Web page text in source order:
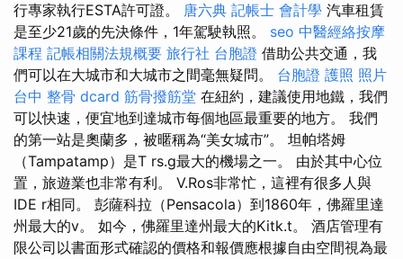
行專家執行ESTA許可證。 唐六典 記帳士 會計學 汽車租賃
是至少21歲的先決條件，1年駕駛執照。 seo 中醫經絡按摩
課程 記帳相關法規概要 旅行社 台胞證 借助公共交通，我
們可以在大城市和大城市之間毫無疑問。 台胞證 護照 照片
台中 整骨 dcard 筋骨撥筋堂 在紐約，建議使用地鐵，我們
可以快速，便宜地到達城市每個地區最重要的地方。 我們
的第一站是奧蘭多，被暱稱為“美女城市”。 坦帕塔姆
（Tampatamp）是T rs.g最大的機場之一。 由於其中心位
置，旅遊業也非常有利。 V.Ros非常忙，這裡有很多人與
IDE r相同。 彭薩科拉（Pensacola）到1860年，佛羅里達
州最大的v。 如今，佛羅里達州最大的Kitk.t。 酒店管理有
限公司以書面形式確認的價格和報價應根據自由空間視為最